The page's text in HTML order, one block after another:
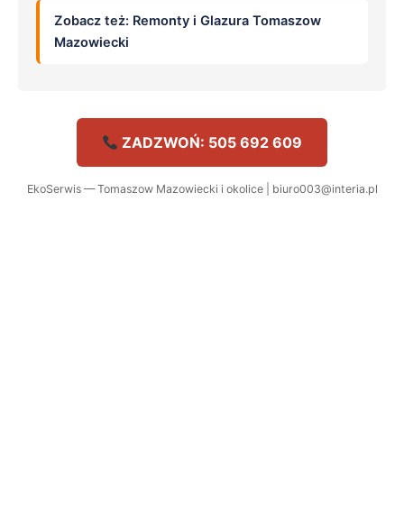
Zobacz też: Remonty i Glazura Tomaszow
Mazowiecki
ZADZWOŃ: 505 692 609
EkoSerwis — Tomaszow Mazowiecki i okolice | biuro003@interia.pl